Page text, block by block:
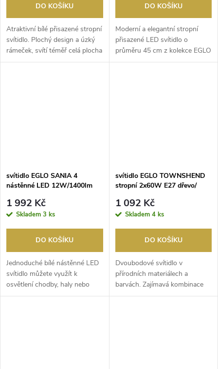
DO KOŠÍKU
Atraktivní bílé přisazené stropní
svítidlo. Plochý design a úzký
rámeček, svítí téměř celá plocha
s...
DO KOŠÍKU
Moderní a elegantní stropní
přisazené LED svítidlo o
průměru 45 cm z kolekce EGLO
ACCESS. Dálkový o...
svítidlo EGLO SANIA 4
nástěnné LED 12W/1400lm
1 992 Kč
Skladem 3 ks
DO KOŠÍKU
Jednoduché bílé nástěnné LED
svítidlo můžete využít k
osvětlení chodby, haly nebo
schodiště. Umístě...
svítidlo EGLO TOWNSHEND
stropní 2x60W E27 dřevo/
1 092 Kč
Skladem 4 ks
DO KOŠÍKU
Dvoubodové svítidlo v
přírodních materiálech a
barvách. Zajímavá kombinace
světlého dřeva a kovu, k...